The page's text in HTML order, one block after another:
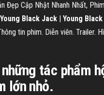
Cập Nhật Nhanh Nhất,
Young Black Jack | Young
tin phim. Diễn viên. Trailer.
tác phẩm
lớn nhỏ.